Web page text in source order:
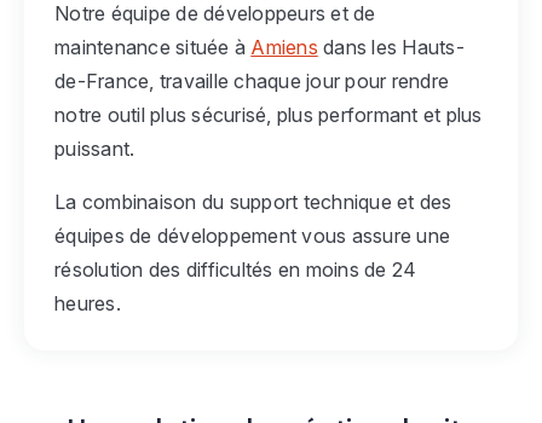
Notre équipe de développeurs et de
maintenance située à Amiens dans les Hauts-
de-France, travaille chaque jour pour rendre
notre outil plus sécurisé, plus performant et plus
puissant.
La combinaison du support technique et des
équipes de développement vous assure une
résolution des difficultés en moins de 24
heures.